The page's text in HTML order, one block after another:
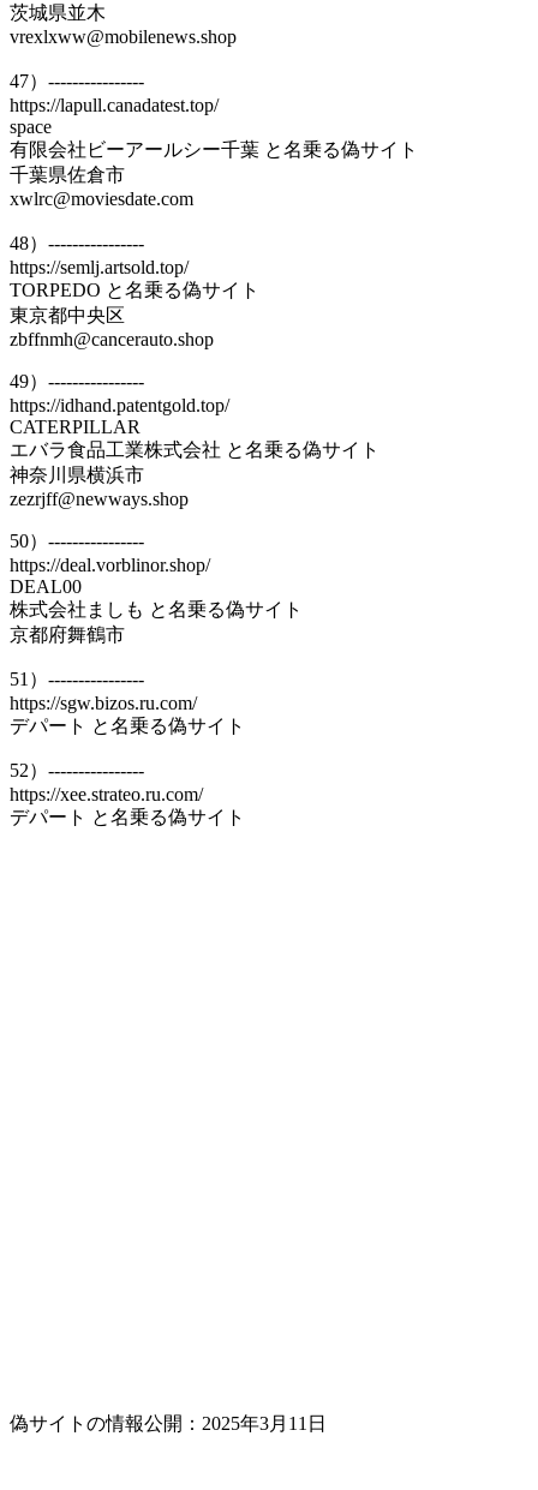
茨城県並木
vrexlxww@mobilenews.shop
47）----------------
https://lapull.canadatest.top/
space
有限会社ビーアールシー千葉 と名乗る偽サイト
千葉県佐倉市
xwlrc@moviesdate.com
48）----------------
https://semlj.artsold.top/
TORPEDO と名乗る偽サイト
東京都中央区
zbffnmh@cancerauto.shop
49）----------------
https://idhand.patentgold.top/
CATERPILLAR
エバラ食品工業株式会社 と名乗る偽サイト
神奈川県横浜市
zezrjff@newways.shop
50）----------------
https://deal.vorblinor.shop/
DEAL00
株式会社ましも と名乗る偽サイト
京都府舞鶴市
51）----------------
https://sgw.bizos.ru.com/
デパート と名乗る偽サイト
52）----------------
https://xee.strateo.ru.com/
デパート と名乗る偽サイト
偽サイトの情報公開：2025年3月11日